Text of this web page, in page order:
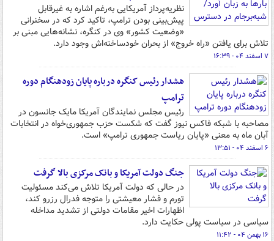
نظریه‌پرداز آمریکایی به‌رغم اشاره به غیرقابل
پیش‌بینی بودن ترامپ، تاکید کرد که در سخنرانی
«وضعیت کشور» وی در کنگره، نشانه‌هایی مبنی بر
تلاش برای یافتن «راه خروج» از بحران خودساخته‌اش وجود دارد.
۷ اسفند ۰۴ - ۱۶:۳۹
هشدار رئیس کنگره درباره پایان زودهنگام دوره
ترامپ
رئیس مجلس نمایندگان آمریکا مایک جانسون در
مصاحبه با شبکه فاکس نیوز گفت که شکست حزب جمهوری‌خواه در انتخابات
آبان ماه به معنی «پایان ریاست جمهوری ترامپ» است.
۶ اسفند ۰۴ - ۱۳:۵۱
جنگ دولت آمریکا و بانک مرکزی بالا گرفت
در حالی که دولت آمریکا تلاش می‌کند مسئولیت
تورم و فشار معیشتی را متوجه فدرال رزرو کند،
اظهارات اخیر مقامات دولتی از تشدید مداخله
سیاسی در سیاست پولی حکایت دارد.
۱۶ بهمن ۰۴ - ۱۱:۴۲